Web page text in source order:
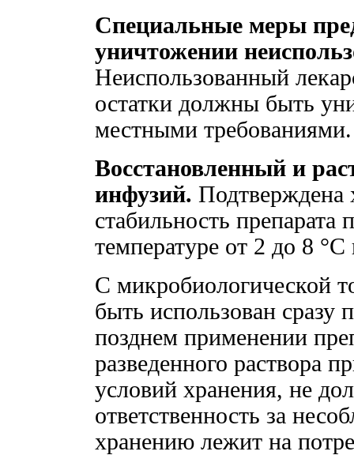
Специальные меры
уничтожении
Неиспользованный
остатки должны быть
местными требованиями.
Восстановленный и
инфузий. Подтверждена
стабильность
температуре от 2 до 8
С микробиологической
быть использован сразу
позднем применении
разведенного раствора
условий хранения, не
ответственность за
хранению лежит на